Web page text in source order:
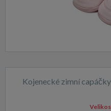
Kojenecké zimní